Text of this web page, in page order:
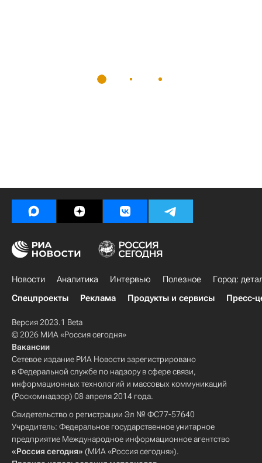
Новости Аналитика Интервью Полезное
Город:
Спецпроекты
Реклама Продукты и сервисы Пресс-
Версия 2023.1 Beta
© 2026 МИА «Россия сегодня»
Вакансии
Сетевое издание РИА Новости зарегистрировано
в Федеральной службе по надзору в сфере связи,
информационных технологий и массовых коммуникаций
(Роскомнадзор) 08 апреля 2014 года.
Свидетельство о регистрации Эл № ФС77-57640
Учредитель: Федеральное государственное унитарное
предприятие Международное информационное агентство
«Россия сегодня» (МИА «Россия сегодня»).